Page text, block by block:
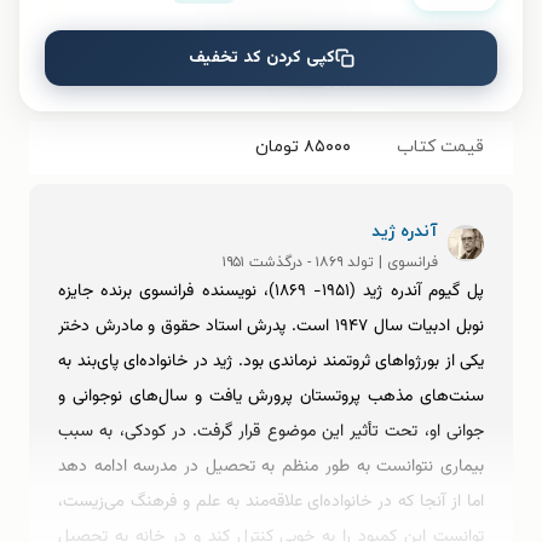
تعداد صفحه‌ها ۴۸ صفحه
قیمت کتاب ۸۵۰۰۰ تومان
آندره ژید
فرانسوی | تولد ۱۸۶۹ - درگذشت ۱۹۵۱
پل گیوم آندره ژید (‏۱۹۵۱- ۱۸۶۹)، نویسنده فرانسوی برنده جایزه
نوبل ادبیات سال ۱۹۴۷ است. پدرش استاد حقوق و مادرش دختر
یکی از بورژواهای ثروتمند نرماندی بود. ژید در خانواده‌ای پای‌بند به
سنت‌های مذهب پروتستان پرورش یافت و سال‌های نوجوانی و
جوانی او، تحت تأثیر این موضوع قرار گرفت. در کودکی، به سبب
بیماری نتوانست به طور منظم به تحصیل در مدرسه ادامه دهد
اما از آنجا که در خانواده‌ای علاقه‌مند به علم و فرهنگ می‌زیست،
کپی کردن کد تخفیف